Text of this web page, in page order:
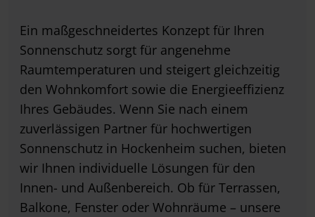
Ein maßgeschneidertes Konzept für Ihren
Sonnenschutz sorgt für angenehme
Raumtemperaturen und steigert gleichzeitig
den Wohnkomfort sowie die Energieeffizienz
Ihres Gebäudes. Wenn Sie nach einem
zuverlässigen Partner für hochwertigen
Sonnenschutz in Hockenheim suchen, bieten
wir Ihnen individuelle Lösungen für den
Innen- und Außenbereich. Ob für Terrassen,
Balkone, Fenster oder Wohnräume – unsere